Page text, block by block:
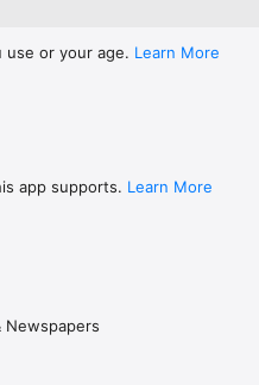
use or your age. Learn More
app supports. Learn More
Newspapers